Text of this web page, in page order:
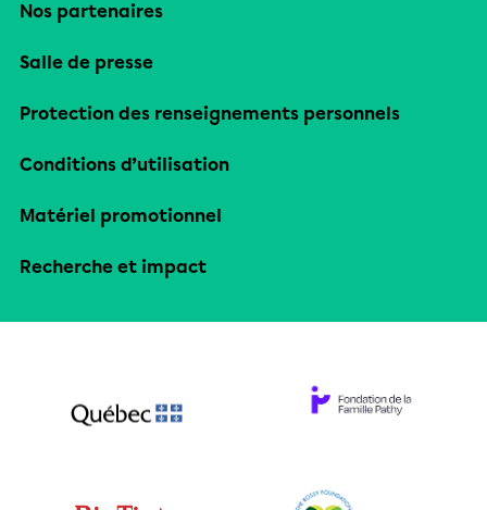
Nos partenaires
Salle de presse
Protection des renseignements personnels
Conditions d’utilisation
Matériel promotionnel
Recherche et impact